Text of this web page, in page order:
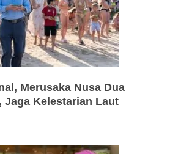
Merusaka Nusa Dua
Jaga Kelestarian Laut